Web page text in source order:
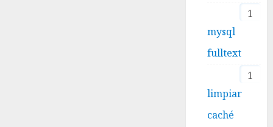
1
mysql
fulltext
1
limpiar
caché